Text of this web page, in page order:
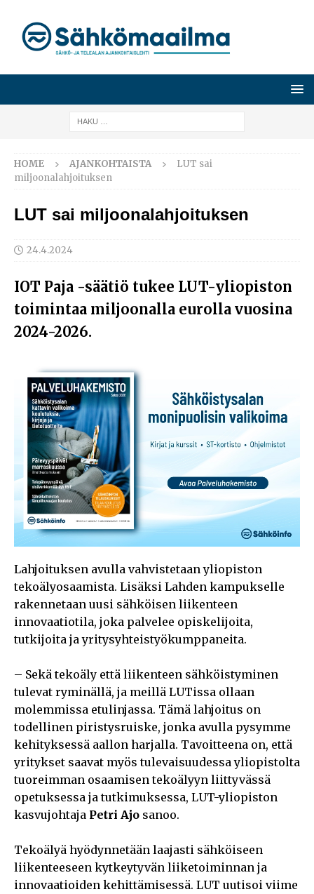
HOME AJANKOHTAISTA
LUT sai
miljoonalahjoituksen
LUT sai miljoonalahjoituksen
24.4.2024
IOT Paja -säätiö tukee LUT-yliopiston
toimintaa miljoonalla eurolla vuosina
2024-2026.
Lahjoituksen avulla vahvistetaan yliopiston
tekoälyosaamista. Lisäksi Lahden kampukselle
rakennetaan uusi sähköisen liikenteen
innovaatiotila, joka palvelee opiskelijoita,
tutkijoita ja yritysyhteistyökumppaneita.
– Sekä tekoäly että liikenteen sähköistyminen
tulevat ryminällä, ja meillä LUTissa ollaan
molemmissa etulinjassa. Tämä lahjoitus on
todellinen piristysruiske, jonka avulla pysymme
kehityksessä aallon harjalla. Tavoitteena on, että
yritykset saavat myös tulevaisuudessa yliopistolta
tuoreimman osaamisen tekoälyyn liittyvässä
opetuksessa ja tutkimuksessa, LUT-yliopiston
kasvujohtaja Petri Ajo sanoo.
Tekoälyä hyödynnetään laajasti sähköiseen
liikenteeseen kytkeytyvän liiketoiminnan ja
innovaatioiden kehittämisessä. LUT uutisoi viime